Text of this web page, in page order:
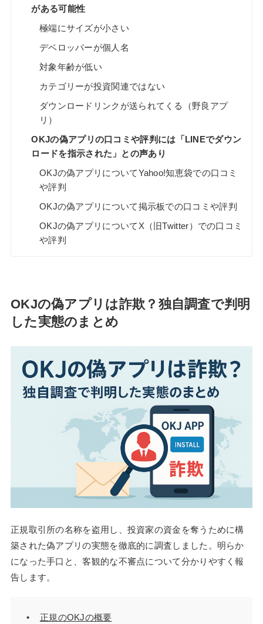
がある可能性
極端にサイズが小さい
デベロッパーが個人名
対象年齢が低い
カテゴリーが投資関連ではない
ダウンロードリンクが送られてくる（野良アプ
リ）
OKJの偽アプリの口コミや評判には「LINEでダウン
ロードを指示された」との声あり
OKJの偽アプリについてYahoo!知恵袋での口コミ
や評判
OKJの偽アプリについて掲示板での口コミや評判
OKJの偽アプリについてX（旧Twitter）での口コミ
や評判
OKJの偽アプリは詐欺？独自調査で判明
した実態のまとめ
正規取引所の名称を盗用し、投資家の資金を奪うために構
築された偽アプリの実態を徹底的に調査しました。明らか
になった手口と、客観的な不審点について分かりやすく報
告します。
正規のOKJの概要